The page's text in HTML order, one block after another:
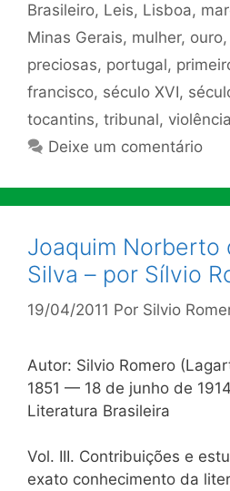
Brasileiro, Leis, Lisboa,
Minas Gerais, mulher, ouro,
preciosas, portugal,
francisco, século XVI,
tocantins, tribunal, violência
Deixe um comentário
Joaquim Norberto
Silva – por Sílvio
19/04/2011 Por Silvio
Autor: Silvio Romero
1851 — 18 de junho de
Literatura Brasileira
Vol. III. Contribuições e
exato conhecimento da